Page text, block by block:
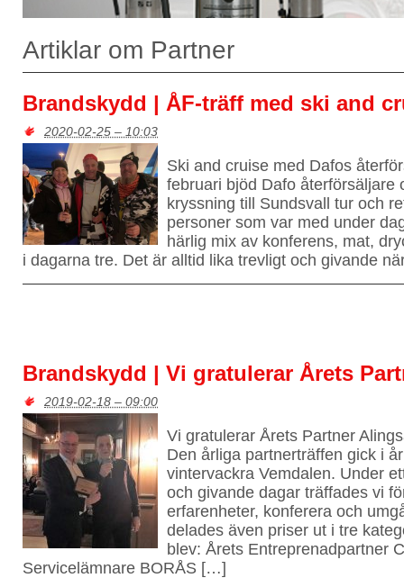
Artiklar om Partner
Brandskydd | ÅF-träff med ski and
2020-02-25 – 10:03
Ski and cruise med Dafos
februari bjöd Dafo återförsäljare
kryssning till Sundsvall tur och
personer som var med under
härlig mix av konferens, mat,
i dagarna tre. Det är alltid lika trevligt och givande
Brandskydd | Vi gratulerar Årets
2019-02-18 – 09:00
Vi gratulerar Årets Partner
Den årliga partnerträffen gick i
vintervackra Vemdalen. Under
och givande dagar träffades vi
erfarenheter, konferera och
delades även priser ut i tre
blev: Årets Entreprenadpartner
Servicelämnare BORÅS […]